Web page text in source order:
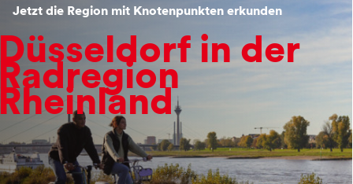
Jetzt die Region mit Knotenpunkten erkunden
in der